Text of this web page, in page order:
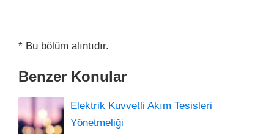
* Bu bölüm alıntıdır.
Benzer Konular
Elektrik Kuvvetli Akım Tesisleri
Yönetmeliği